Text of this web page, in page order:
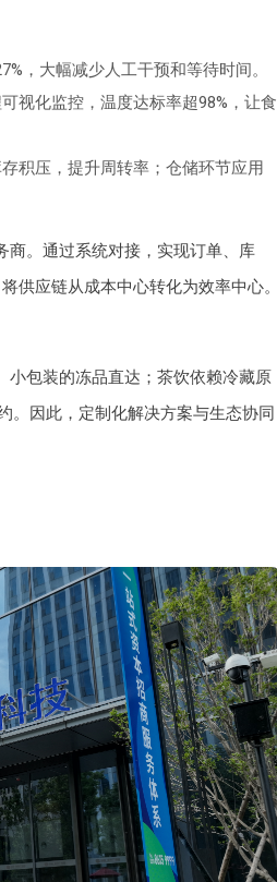
，大幅减少人工干预和等待时间。
视化监控，温度达标率超98%，让食
积压，提升周转率；仓储环节应用
商。通过系统对接，实现订单、库
供应链从成本中心转化为效率中心。
小包装的冻品直达；茶饮依赖冷藏原
。因此，定制化解决方案与生态协同